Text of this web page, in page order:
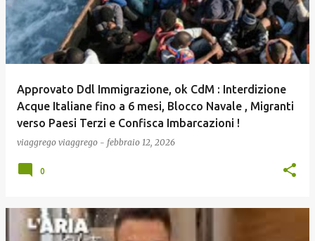
Approvato Ddl Immigrazione, ok CdM : Interdizione
Acque Italiane fino a 6 mesi, Blocco Navale , Migranti
verso Paesi Terzi e Confisca Imbarcazioni !
viaggrego viaggrego - febbraio 12, 2026
0